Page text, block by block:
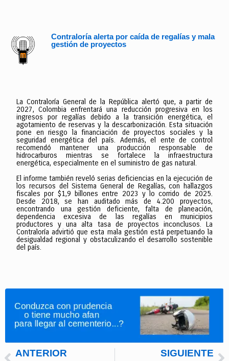
Contraloría alerta por caída de regalías y mala
gestión de proyectos
La Contraloría General de la República alertó que, a partir de
2027, Colombia enfrentará una reducción progresiva en los
ingresos por regalías debido a la transición energética, el
agotamiento de reservas y la descarbonización. Esta situación
pone en riesgo la financiación de proyectos sociales y la
seguridad energética del país. Además, el ente de control
recomendó mantener una producción responsable de
hidrocarburos mientras se fortalece la infraestructura
energética, especialmente en el suministro de gas natural.
El informe también reveló serias deficiencias en la ejecución de
los recursos del Sistema General de Regalías, con hallazgos
fiscales por $1,9 billones entre 2023 y lo corrido de 2025.
Desde 2018, se han auditado más de 4.200 proyectos,
encontrando una gestión deficiente, falta de planeación,
dependencia excesiva de las regalías en municipios
productores y una alta tasa de proyectos inconclusos. La
Contraloría advirtió que esta mala gestión está perpetuando la
desigualdad regional y obstaculizando el desarrollo sostenible
del país.
ANTERIOR SIGUIENTE